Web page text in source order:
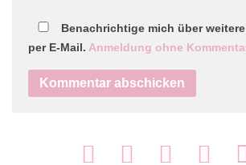
Benachrichtige mich über
per E-Mail. Anmeldung ohne